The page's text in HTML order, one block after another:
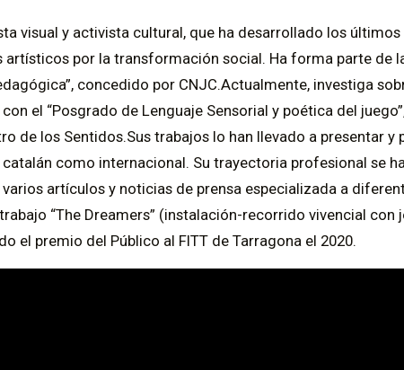
visual y activista cultural, que ha desarrollado los últimos
por la transformación social. Ha forma parte de
concedido por CNJC.Actualmente, investiga
el “Posgrado de Lenguaje Sensorial y poética del
de los Sentidos.Sus trabajos lo han llevado a presentar y
como internacional. Su trayectoria profesional se
artículos y noticias de prensa especializada a
“The Dreamers” (instalación-recorrido vivencial con
el premio del Público al FITT de Tarragona el 2020.